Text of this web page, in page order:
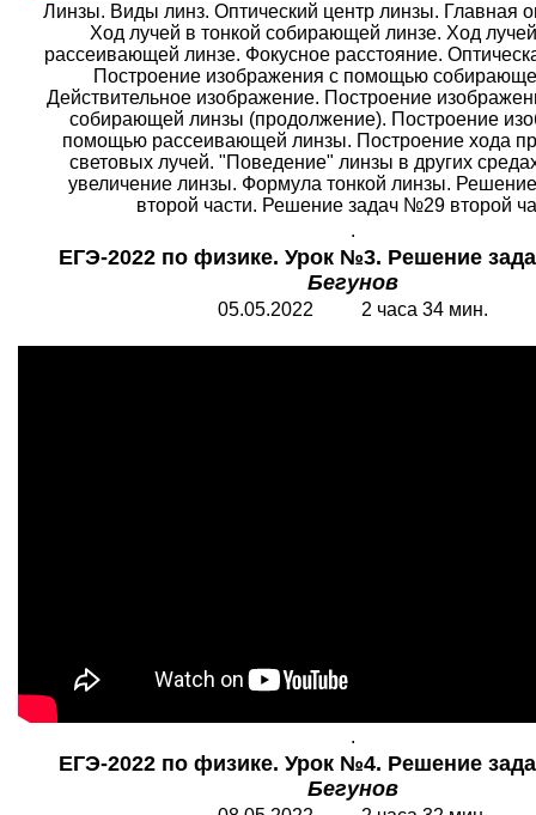
Линзы. Виды линз. Оптический центр линзы. Главная
Ход лучей в тонкой собирающей линзе. Ход
рассеивающей линзе. Фокусное расстояние.
Построение изображения с помощью
Действительное изображение. Построение
собирающей линзы (продолжение). Построение
помощью рассеивающей линзы. Построение хода
световых лучей. "Поведение" линзы в других
увеличение линзы. Формула тонкой линзы.
второй части. Решение задач №29 второй
.
ЕГЭ-2022 по физике. Урок №3. Решение
Бегунов
05.05.2022 2 часа 34 мин.
.
ЕГЭ-2022 по физике. Урок №4. Решение
Бегунов